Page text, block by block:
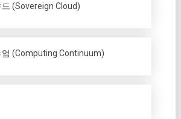
(Sovereign Cloud)
엄 (Computing Continuum)